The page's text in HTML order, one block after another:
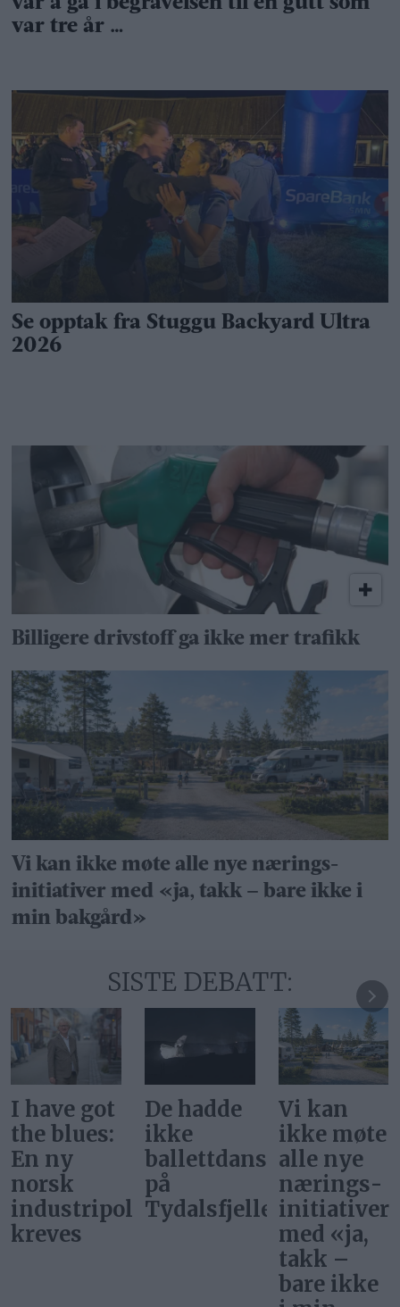
Billigere drivstoff ga ikke mer trafikk
Vi kan ikke møte alle nye nærings­
initiativer med «ja, takk – bare ikke i
min bakgård»
SISTE DEBATT:
De hadde
ikke
ballettdansere
på
Tydalsfjellet
Vi kan
ikke møte
alle nye
nærings­
initiativer
Svar på
«Gi alle
barn en
rettferdig
start»